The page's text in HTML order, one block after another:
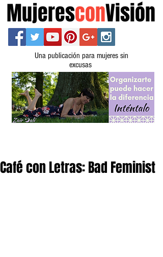
MujeresconVisión
Una publicación para mujeres sin
excusas
Café con Letras: Bad Feminist